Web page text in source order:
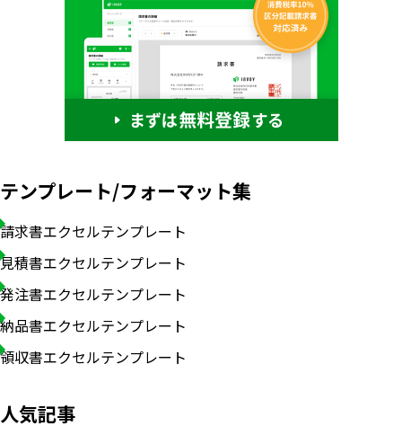
テンプレート/フォーマット集
請求書エクセルテンプレート
見積書エクセルテンプレート
発注書エクセルテンプレート
納品書エクセルテンプレート
領収書エクセルテンプレート
人気記事